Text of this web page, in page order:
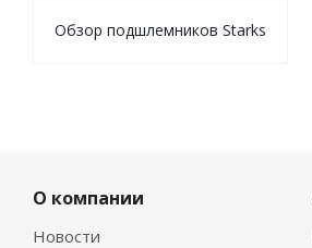
Обзор подшлемников Starks
О компании
Новости